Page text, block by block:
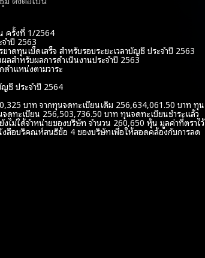
ครั้งที่ 1/2564
ำปี 2563
ดทุนเบ็ดเสร็จ สำหรับรอบระยะเวลาบัญชี ประจำปี 2563
ลสำหรับผลการดำเนินงานประจำปี 2563
ำแหน่งตามวาระ
ชี ประจำปี 2564
บาท จากทุนจดทะเบียนเดิม 256,634,061.50 บาท ทุน
ดทะเบียน 256,503,736.50 บาท ทุนจดทะเบียนชำระแล้ว
ม่ได้จำหน่ายของบริษัท จำนวน 260,650 หุ้น มูลค่าที่ตราไว้
สือบริคณห์สนธิข้อ 4 ของบริษัทเพื่อให้สอดคล้องกับการลด